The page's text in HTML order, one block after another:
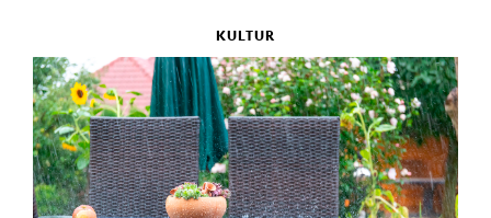
KULTUR